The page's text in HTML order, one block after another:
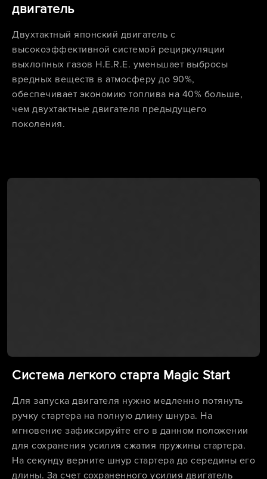
двигатель
Двухтактный японский двигатель с
высокоэффективной системой рециркуляции
выхлопных газов H.E.R.E. уменьшает выбросы
вредных веществ в атмосферу до 90%,
обеспечивает экономию топлива на 40% больше,
чем двухтактные двигателя предыдущего
поколения.
Система легкого старта Magic Start
Для запуска двигателя нужно медленно потянуть
ручку стартера на полную длину шнура. На
мгновение зафиксируйте его в данном положении
для сохранения усилия сжатия пружины стартера.
На секунду верните шнур стартера до середины его
длины. За счет сохраненного усилия двигатель